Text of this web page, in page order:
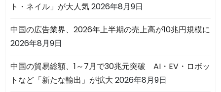
ト・ネイル」が大人気2026年8月9日
中国の広告業界、2026年上半期の売上高が10兆円規模に
2026年8月9日
中国の貿易総額、1～7月で30兆元突破 AI・EV・ロボッ
トなど「新たな輸出」が拡大 2026年8月9日